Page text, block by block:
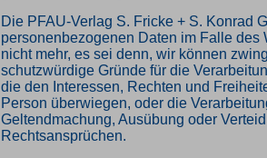
Die PFAU-Verlag S. Fricke + S. Konrad
personenbezogenen Daten im Falle des
nicht mehr, es sei denn, wir können
schutzwürdige Gründe für die
die den Interessen, Rechten und
Person überwiegen, oder die
Geltendmachung, Ausübung oder
Rechtsansprüchen.